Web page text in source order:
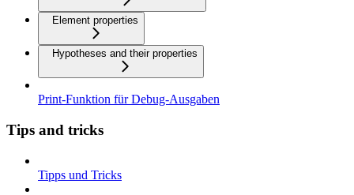
Element properties
Hypotheses and their properties
Print-Funktion für Debug-Ausgaben
Tips and tricks
Tipps und Tricks